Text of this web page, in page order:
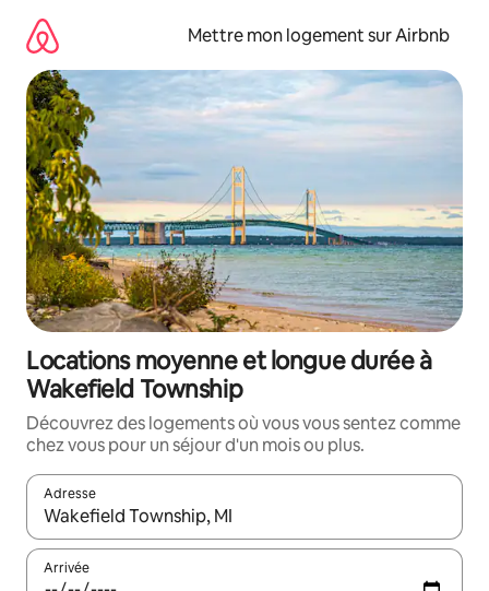
directement
contenu
Mettre mon logement sur Airbnb
Locations moyenne et longue durée à
Wakefield Township
Découvrez des logements où vous vous sentez comme
chez vous pour un séjour d'un mois ou plus.
Adresse
Lorsque les résultats s'affichent, utilisez les flèches vers le
Arrivée